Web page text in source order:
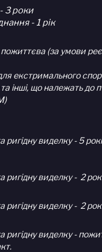
3 роки
- 1 рік
(за умови
екстримального
інші, що належать до
ригідну виделку - 5
ригідну виделку - 2
ригідну виделку - 2
ригідну виделку -